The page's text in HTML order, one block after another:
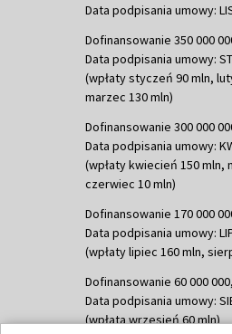
Data podpisania umowy:
Dofinansowanie 350 000
Data podpisania umowy:
(wpłaty styczeń 90 mln,
marzec 130 mln)
Dofinansowanie 300 000
Data podpisania umowy:
(wpłaty kwiecień 150 mln,
czerwiec 10 mln)
Dofinansowanie 170 000
Data podpisania umowy:
(wpłaty lipiec 160 mln,
Dofinansowanie 60 000
Data podpisania umowy:
(wpłata wrzesień 60 mln)